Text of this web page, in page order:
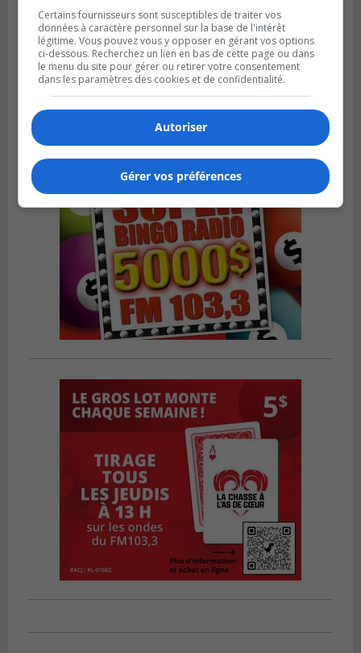
GREENFIELD PARK
Publié le 6 août 2026 à 13h45
Greenfield Park veut s’armer contre les
fortes
pluies
Certains fournisseurs sont susceptibles de traiter vos
données à caractère personnel sur la base de l'intérêt
légitime. Vous pouvez vous y opposer en gérant vos options
ci-dessous. Recherchez un lien en bas de cette page ou dans
le menu du site pour gérer ou retirer votre consentement
dans les paramètres des cookies et de confidentialité.
Autoriser
Gérer vos préférences